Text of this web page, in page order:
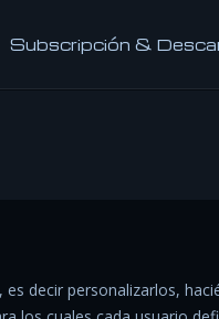
Subscripción &
decir personalizarlos,